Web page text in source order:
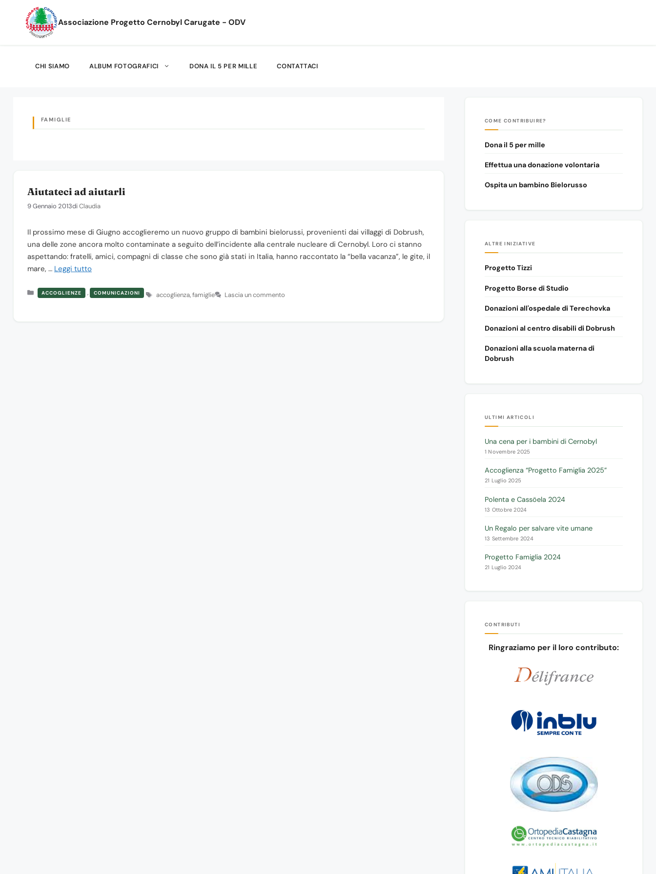
contenuto
Associazione Progetto Cernobyl Carugate - ODV
CHI SIAMO ALBUM FOTOGRAFICI DONA IL 5 PER MILLE CONTATTACI
FAMIGLIE
Aiutateci ad aiutarli
9 Gennaio 2013diClaudia
Il prossimo mese di Giugno accoglieremo un nuovo gruppo di bambini bielorussi, provenienti dai villaggi di Dobrush,
una delle zone ancora molto contaminate a seguito dell’incidente alla centrale nucleare di Cernobyl. Loro ci stanno
aspettando: fratelli, amici, compagni di classe che sono già stati in Italia, hanno raccontato la “bella vacanza”, le gite, il
mare, … Leggi tutto
Categorie
ACCOGLIENZE , COMUNICAZIONI Tag
accoglienza,famiglie Lascia un commento
COME CONTRIBUIRE?
Dona il 5 per mille
Effettua una donazione volontaria
Ospita un bambino Bielorusso
ALTRE INIZIATIVE
Progetto Tizzi
Progetto Borse di Studio
Donazioni all'ospedale di Terechovka
Donazioni al centro disabili di Dobrush
Donazioni alla scuola materna di
Dobrush
ULTIMI ARTICOLI
Una cena per i bambini di Cernobyl
1 Novembre 2025
Accoglienza “Progetto Famiglia 2025”
21 Luglio 2025
Polenta e Cassöela 2024
13 Ottobre 2024
Un Regalo per salvare vite umane
13 Settembre 2024
Progetto Famiglia 2024
21 Luglio 2024
CONTRIBUTI
Ringraziamo per il loro contributo: